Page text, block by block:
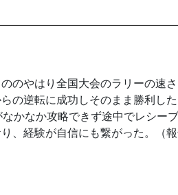
やはり全国大会のラリーの速
の逆転に成功しそのまま勝利した
かなか攻略できず途中でレシー
、経験が自信にも繋がった。